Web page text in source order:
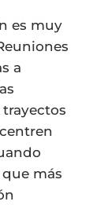
es muy
a
más